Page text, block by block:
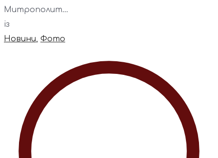
Митрополит...
із
Новини, Фото